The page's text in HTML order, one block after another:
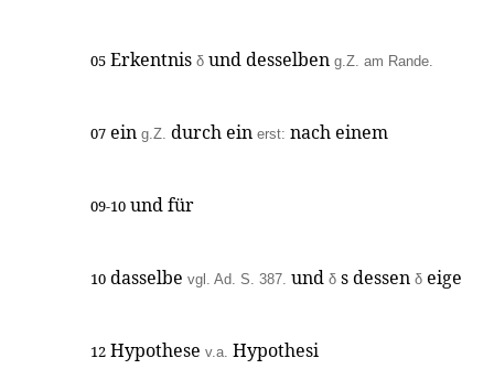
05 Erkentnis δ und desselben g.Z. am Rande.
07 ein g.Z. durch ein erst: nach einem
09-10 und für
10 dasselbe vgl. Ad. S. 387. und δ s dessen δ eige
12 Hypothese v.a. Hypothesi